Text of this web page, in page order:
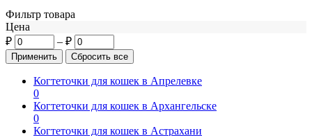
Фильтр товара
Цена
₽
– ₽
Когтеточки для кошек в Апрелевке
0
Когтеточки для кошек в Архангельске
0
Когтеточки для кошек в Астрахани